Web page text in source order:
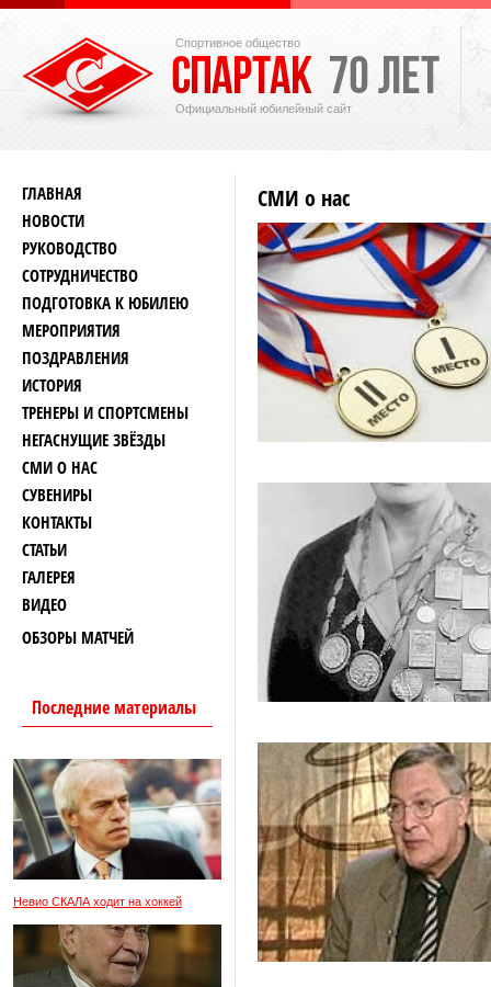
Спортивное общество
Официальный юбилейный сайт
ГЛАВНАЯ
НОВОСТИ
РУКОВОДСТВО
СОТРУДНИЧЕСТВО
ПОДГОТОВКА К ЮБИЛЕЮ
МЕРОПРИЯТИЯ
ПОЗДРАВЛЕНИЯ
ИСТОРИЯ
ТРЕНЕРЫ И СПОРТСМЕНЫ
НЕГАСНУЩИЕ ЗВЁЗДЫ
СМИ О НАС
СУВЕНИРЫ
КОНТАКТЫ
СТАТЬИ
ГАЛЕРЕЯ
ВИДЕО
ОБЗОРЫ МАТЧЕЙ
Последние материалы
Невио СКАЛА ходит на хоккей
СМИ о нас